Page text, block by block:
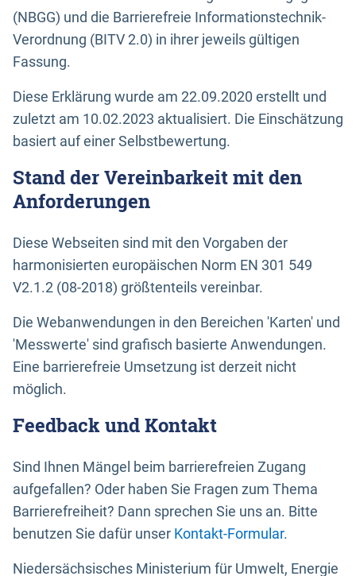
(NBGG) und die Barrierefreie Informationstechnik-
Verordnung (BITV 2.0) in ihrer jeweils gültigen
Fassung.
Diese Erklärung wurde am 22.09.2020 erstellt und
zuletzt am 10.02.2023 aktualisiert. Die Einschätzung
basiert auf einer Selbstbewertung.
Stand der Vereinbarkeit mit den
Anforderungen
Diese Webseiten sind mit den Vorgaben der
harmonisierten europäischen Norm EN 301 549
V2.1.2 (08-2018) größtenteils vereinbar.
Die Webanwendungen in den Bereichen 'Karten' und
'Messwerte' sind grafisch basierte Anwendungen.
Eine barrierefreie Umsetzung ist derzeit nicht
möglich.
Feedback und Kontakt
Sind Ihnen Mängel beim barrierefreien Zugang
aufgefallen? Oder haben Sie Fragen zum Thema
Barrierefreiheit? Dann sprechen Sie uns an. Bitte
benutzen Sie dafür unser Kontakt-Formular.
Niedersächsisches Ministerium für Umwelt, Energie